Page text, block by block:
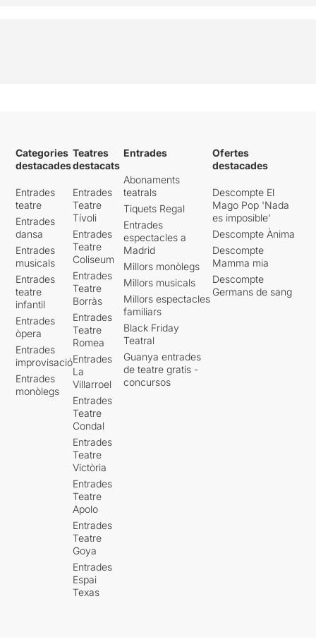
Categories
destacades
Entrades
teatre
Entrades
dansa
Entrades
musicals
Entrades
teatre
infantil
Entrades
òpera
Entrades
improvisació
Entrades
monòlegs
Teatres
destacats
Entrades
Teatre
Tívoli
Entrades
Teatre
Coliseum
Entrades
Teatre
Borràs
Entrades
Teatre
Romea
Entrades
La
Villarroel
Entrades
Teatre
Condal
Entrades
Teatre
Victòria
Entrades
Teatre
Apolo
Entrades
Teatre
Goya
Entrades
Espai
Texas
Entrades
Abonaments
teatrals
Tiquets Regal
Entrades
espectacles a
Madrid
Millors monòlegs
Millors musicals
Millors espectacles
familiars
Black Friday
Teatral
Guanya entrades
de teatre gratis -
concursos
Ofertes
destacades
Descompte El
Mago Pop 'Nada
es imposible'
Descompte Ànima
Descompte
Mamma mia
Descompte
Germans de sang